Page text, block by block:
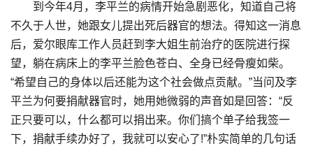
到今年4月，李平兰的病情开始急剧恶化，知道自己将
不久于人世，她跟女儿提出死后器官的想法。得知这一消息
后，爱尔眼库工作人员赶到李大姐生前治疗的医院进行探
望，躺在病床上的李平兰脸色苍白、全身已经骨瘦如柴。
“希望自己的身体以后还能为这个社会做点贡献。”当问及李
平兰为何要捐献器官时，她用她微弱的声音如是回答：“反
正只要可以，什么都可以捐出来。你们搞个单子给我签一
下，捐献手续办好了，我就可以安心了!”朴实简单的几句话